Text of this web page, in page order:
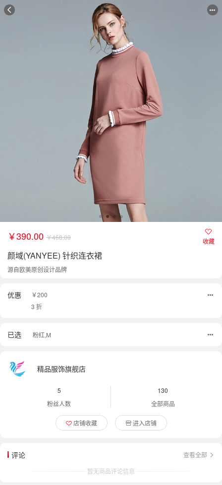
￥390.00 ￥468.00 收藏
颜域(YANYEE) 针织连衣裙
源自欧美原创设计品牌
优惠
￥200
3 折
已选 粉红,M
精品服饰旗舰店
5
粉丝人数
130
全部商品
店铺收藏 进入店铺
评论
查看全部
暂无商品评论信息